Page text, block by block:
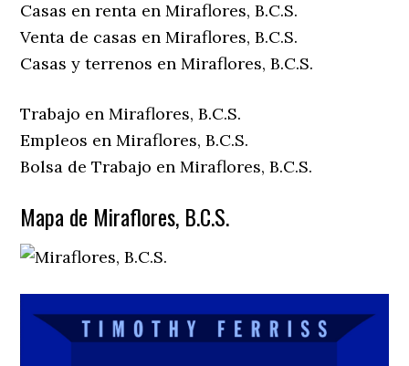
Casas en renta en Miraflores, B.C.S.
Venta de casas en Miraflores, B.C.S.
Casas y terrenos en Miraflores, B.C.S.
Trabajo en Miraflores, B.C.S.
Empleos en Miraflores, B.C.S.
Bolsa de Trabajo en Miraflores, B.C.S.
Mapa de Miraflores, B.C.S.